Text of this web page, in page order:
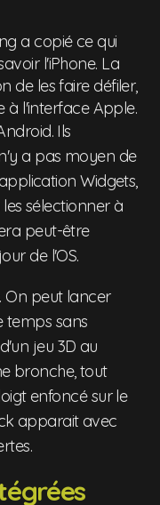
a copié ce qui
l'iPhone. La
de les faire défiler,
à l'interface Apple.
Ils
a pas moyen de
Widgets,
sélectionner à
peut-être
de l'OS.
On peut lancer
temps sans
jeu 3D au
bronche, tout
enfoncé sur le
apparait avec